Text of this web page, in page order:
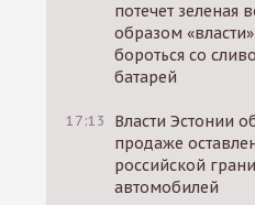
потечет зеленая
образом
бороться со
батарей
17:13
Власти Эстонии
продаже
российской
автомобилей